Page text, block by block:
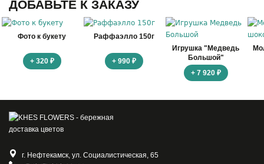
ДОБАВЬТЕ К ЗАКАЗУ
Фото к букету
+ 320 ₽
Раффаэлло 150г
+ 990 ₽
Игрушка "Медведь
Большой"
+ 7 920 ₽
г. Нефтекамск, ул. Социалистическая, 65